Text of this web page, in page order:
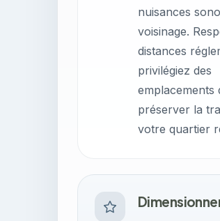
nuisances
voisinage.
distances
privilégiez des
emplacements
préserver la
votre quartier